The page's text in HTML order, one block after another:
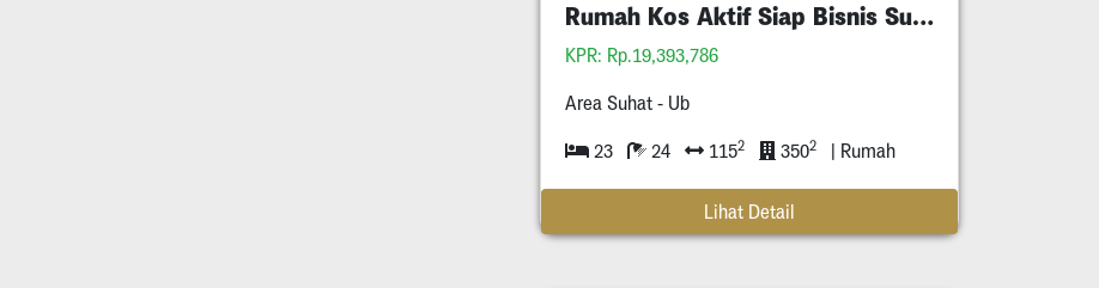
Rumah Kos Aktif Siap Bisnis Suhat
KPR: Rp.19,393,786
Area Suhat - Ub
23 24 1152 3502 | Rumah
Lihat Detail